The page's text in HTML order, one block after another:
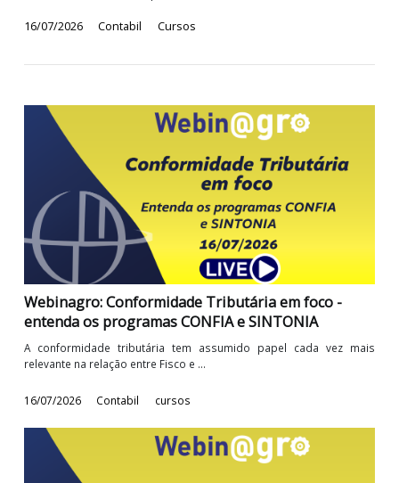
A conformidade tributária tem assumido papel cada vez
propósito, a Receita Federal vem implementando programas
16/07/2026 Contabil Cursos
Webinagro: Conformidade Tributária em foco -
entenda os programas CONFIA e SINTONIA
A conformidade tributária tem assumido papel cada vez